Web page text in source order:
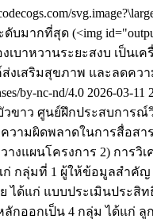
ด (<img id="output"
เบาหวานระยะสงบ เป็
เสริมสุขภาพ และลดคว
by-nc-nd/4.0 2026-03-11
าว ศูนย์ฝึกประสบการ
ามผิดพลาดในการสื่อส
แผนโครงการ 2) การ
ก่ กลุ่มที่ 1 ผู้ให้ข้อมูลส
ได้แก่ แบบประเมินประ
ออกเป็น 4 กลุ่ม ได้แก่